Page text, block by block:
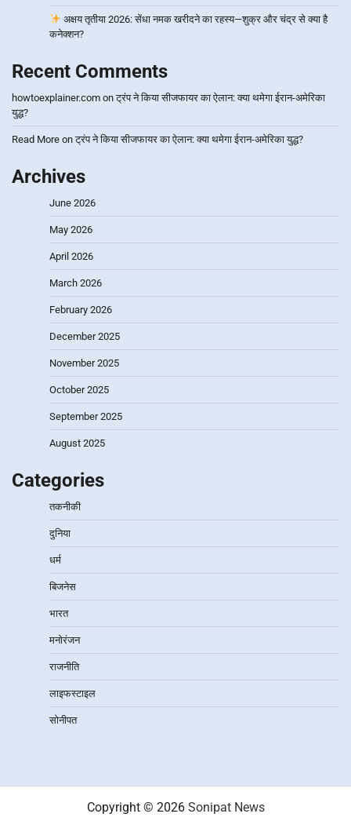
अक्षय तृतीया 2026: सेंधा नमक खरीदने का रहस्य—शुक्र और चंद्र से क्या है
कनेक्शन?
Recent Comments
howtoexplainer.com onट्रंप ने किया सीजफायर का ऐलान: क्या थमेगा ईरान-अमेरिका
युद्ध?
Read More onट्रंप ने किया सीजफायर का ऐलान: क्या थमेगा ईरान-अमेरिका युद्ध?
Archives
June 2026
May 2026
April 2026
March 2026
February 2026
December 2025
November 2025
October 2025
September 2025
August 2025
Categories
तकनीकी
दुनिया
धर्म
बिजनेस
भारत
मनोरंजन
राजनीति
लाइफस्टाइल
सोनीपत
Copyright © 2026 Sonipat News